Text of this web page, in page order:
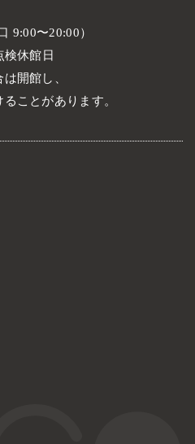
9:00〜20:00）
検休館日
開館し、
ことがあります。